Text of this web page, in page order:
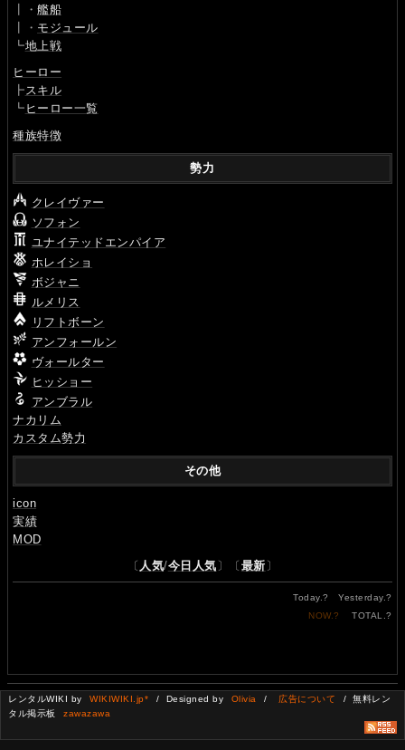
┃・艦船
┃・ モジュール
┗地上戦
ヒーロー
┣スキル
┗ ヒーロー一覧
種族特徴
勢力
クレイヴァー
ソフォン
ユナイテッドエンパイア
ホレイショ
ボジャニ
ルメリス
リフトボーン
アンフォールン
ヴォールター
ヒッショー
アンブラル
ナカリム
カスタム勢力
その他
icon
実績
MOD
〔 人気/今日人気 〕〔 最新 〕
Today.? Yesterday.?
NOW.? TOTAL.?
レンタルWIKI by WIKIWIKI.jp* / Designed by Olivia / 広告について
/ 無料レン
タル掲示板
zawazawa